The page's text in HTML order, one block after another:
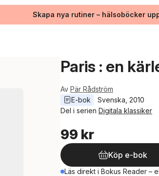
Skapa nya rutiner – hälsoböcker
Paris : en
Av Pär Rådström
E-bok
Svenska 2010
Del i serien Digitala klassiker
99 kr
Köp e-bok
Läs direkt i Bokus Reader –